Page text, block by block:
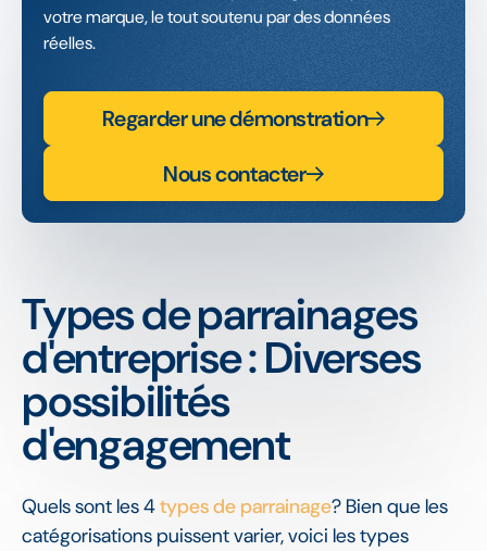
votre marque, le tout soutenu par des données
réelles.
Regarder une démonstration
Nous contacter
Types de parrainages
d'entreprise : Diverses
possibilités
d'engagement
Quels sont les 4types de parrainage? Bien que les
catégorisations puissent varier, voici les types